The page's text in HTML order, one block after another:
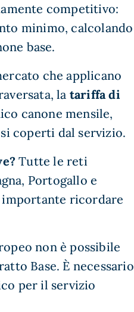
competitivo:
minimo, calcolando
base.
che applicano
la tariffa di
canone mensile,
coperti dal servizio.
Tutte le reti
Portogallo e
importante ricordare
non è possibile
Base. È necessario
per il servizio